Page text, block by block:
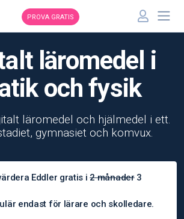
PROVA GRATIS
läromedel i
och fysik
läromedel och hjälmedel i ett.
gymnasiet och komvux.
Eddler gratis i2 månader3
endast för lärare och skolledare.